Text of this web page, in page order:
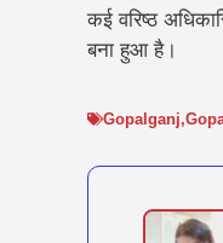
कई वरिष्ठ
बना हुआ है।
Gopalganj,